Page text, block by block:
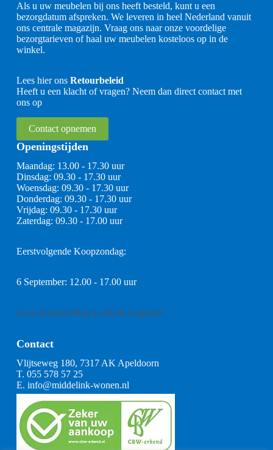
Als u uw meubelen bij ons heeft besteld, kunt u een
bezorgdatum afspreken. We leveren in heel Nederland vanuit
ons centrale magazijn. Vraag ons naar onze voordelige
bezorgtarieven of haal uw meubelen kosteloos op in de
winkel.
Lees hier ons Retourbeleid
Heeft u een klacht of vragen? Neem dan direct contact met
ons op
Contact opnemen
Openingstijden
Maandag: 13.00 - 17.30 uur
Dinsdag: 09.30 - 17.30 uur
Woensdag: 09.30 - 17.30 uur
Donderdag: 09.30 - 17.30 uur
Vrijdag: 09.30 - 17.30 uur
Zaterdag: 09.30 - 17.00 uur
Eerstvolgende Koopzondag:
6 September: 12.00 - 17.00 uur
Geen Koopzondag in Juli & Augustus
Contact
Vlijtseweg 180, 7317 AK Apeldoorn
T. 055 578 57 25
E. info@middelink-wonen.nl